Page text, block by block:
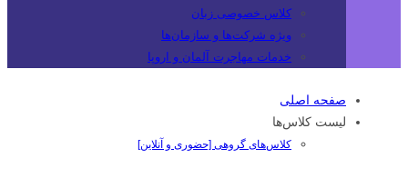
کلاس خصوصی زبان
ویژه شرکت‌ها و سازمان‌ها
خدمات مهاجرت آلمان و اروپا
صفحه اصلی
لیست کلاس‌ها
کلاس‌های گروهی [حضوری و آنلاین]